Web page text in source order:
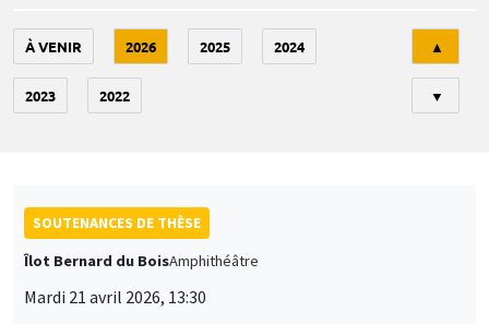
À VENIR 2026 2025 2024
2023 2022
▲
▼
SOUTENANCES DE THÈSE
Îlot Bernard du BoisAmphithéâtre
Mardi 21 avril 2026, 13:30